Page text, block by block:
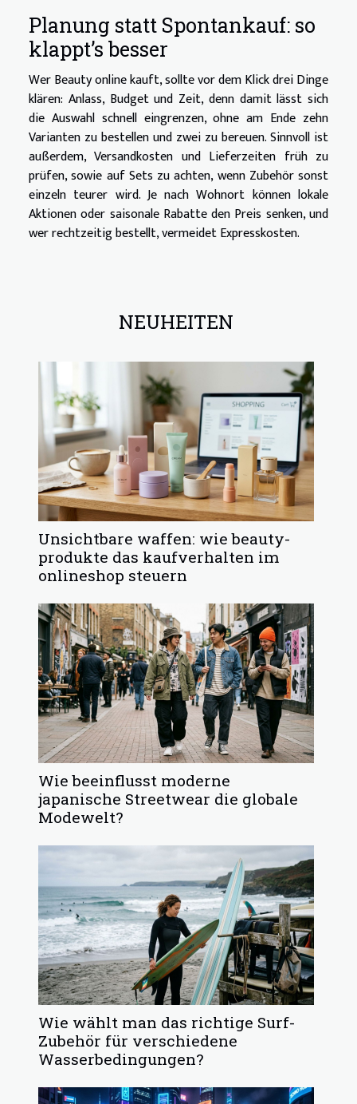
Planung statt Spontankauf: so
klappt’s besser
Wer Beauty online kauft, sollte vor dem Klick drei Dinge
klären: Anlass, Budget und Zeit, denn damit lässt sich
die Auswahl schnell eingrenzen, ohne am Ende zehn
Varianten zu bestellen und zwei zu bereuen. Sinnvoll ist
außerdem, Versandkosten und Lieferzeiten früh zu
prüfen, sowie auf Sets zu achten, wenn Zubehör sonst
einzeln teurer wird. Je nach Wohnort können lokale
Aktionen oder saisonale Rabatte den Preis senken, und
wer rechtzeitig bestellt, vermeidet Expresskosten.
NEUHEITEN
Unsichtbare waffen: wie beauty-
produkte das kaufverhalten im
onlineshop steuern
Wie beeinflusst moderne
japanische Streetwear die globale
Modewelt?
Wie wählt man das richtige Surf-
Zubehör für verschiedene
Wasserbedingungen?